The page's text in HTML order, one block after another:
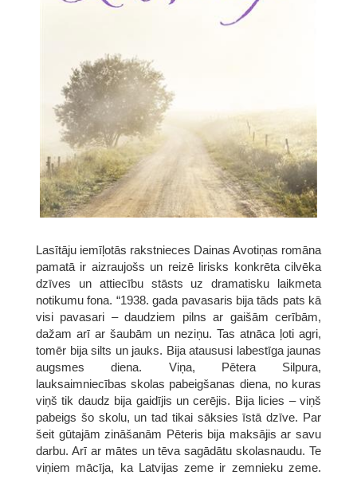
Lasītāju iemīļotās rakstnieces Dainas Avotiņas romāna
pamatā ir aizraujošs un reizē lirisks konkrēta cilvēka
dzīves un attiecību stāsts uz dramatisku laikmeta
notikumu fona. “1938. gada pavasaris bija tāds pats kā
visi pavasari – daudziem pilns ar gaišām cerībām,
dažam arī ar šaubām un neziņu. Tas atnāca ļoti agri,
tomēr bija silts un jauks. Bija ataususi labestīga jaunas
augsmes diena. Viņa, Pētera Silpura,
lauksaimniecības skolas pabeigšanas diena, no kuras
viņš tik daudz bija gaidījis un cerējis. Bija licies – viņš
pabeigs šo skolu, un tad tikai sāksies īstā dzīve. Par
šeit gūtajām zināšanām Pēteris bija maksājis ar savu
darbu. Arī ar mātes un tēva sagādātu skolasnaudu. Te
viņiem mācīja, ka Latvijas zeme ir zemnieku zeme.